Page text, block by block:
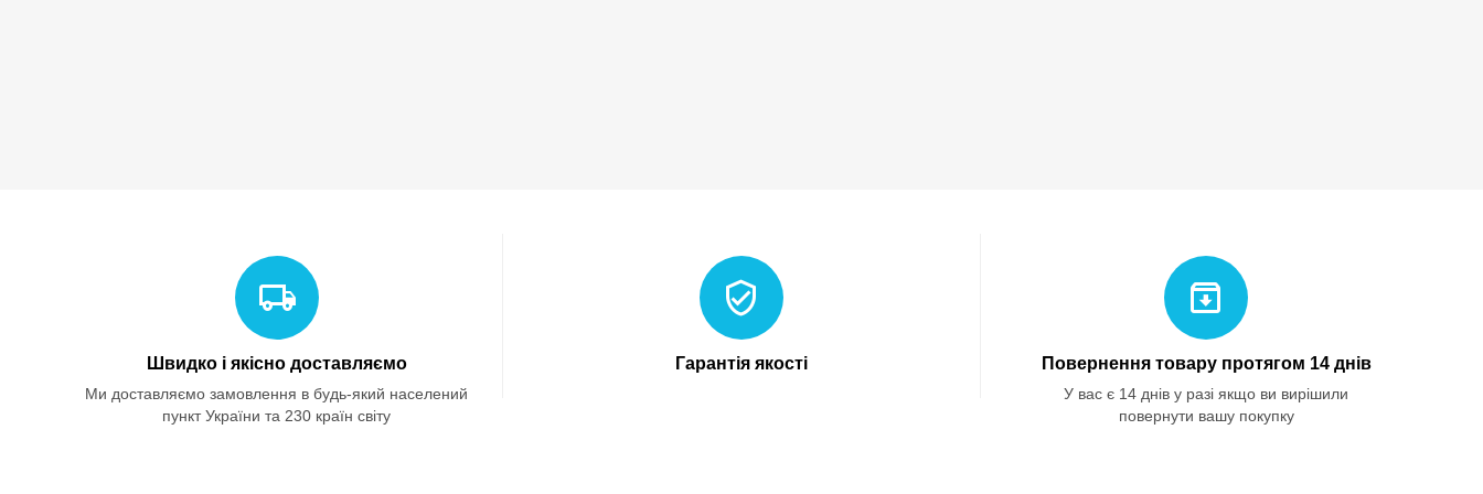
Швидко і якісно доставляємо
Ми доставляємо замовлення в будь-який населений
пункт України та 230 країн світу
Гарантія якості Повернення товару протягом 14 днів
У вас є 14 днів у разі якщо ви вирішили
повернути вашу покупку